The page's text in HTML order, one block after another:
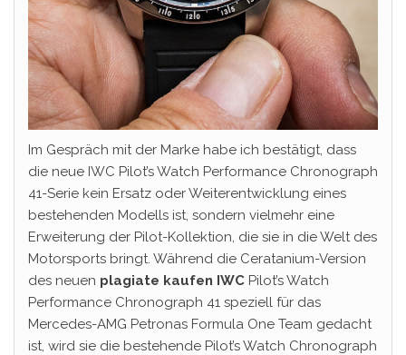
Im Gespräch mit der Marke habe ich bestätigt, dass
die neue IWC Pilot’s Watch Performance Chronograph
41-Serie kein Ersatz oder Weiterentwicklung eines
bestehenden Modells ist, sondern vielmehr eine
Erweiterung der Pilot-Kollektion, die sie in die Welt des
Motorsports bringt. Während die Ceratanium-Version
des neuen plagiate kaufen IWC Pilot’s Watch
Performance Chronograph 41 speziell für das
Mercedes-AMG Petronas Formula One Team gedacht
ist, wird sie die bestehende Pilot’s Watch Chronograph